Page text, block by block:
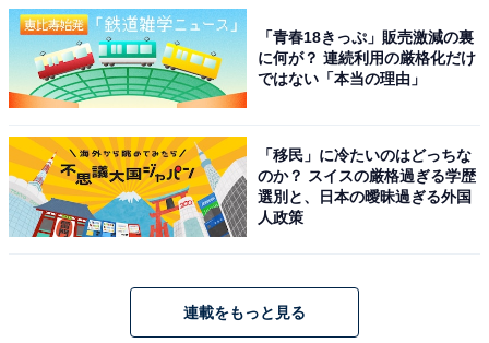
こちらもおすすめ
グ！ 2位「湖のくに生チーズケーキ（工房しゅ
しゅ）」を抑えた1位は？【2025年調査】
「青春18きっぷ」販売激減の裏
に何が？ 連続利用の厳格化だけ
ではない「本当の理由」
「移民」に冷たいのはどっちな
のか？ スイスの厳格過ぎる学歴
選別と、日本の曖昧過ぎる外国
人政策
連載をもっと見る